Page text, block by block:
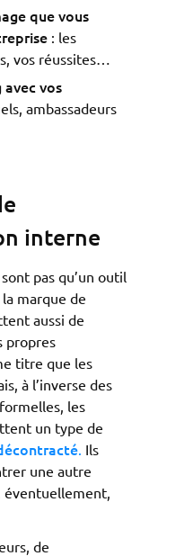
que vous
: les
vos réussites…
vos
ambassadeurs
interne
pas qu’un outil
marque de
aussi de
propres
titre que les
à l’inverse des
les
un type de
Ils
une autre
éventuellement,
de